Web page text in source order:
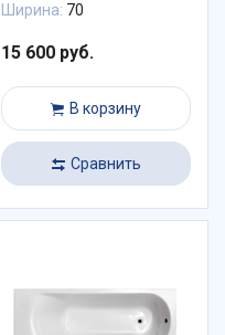
Ширина: 70
15 600 руб.
В корзину
Сравнить